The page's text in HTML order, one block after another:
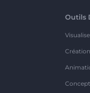
Outils